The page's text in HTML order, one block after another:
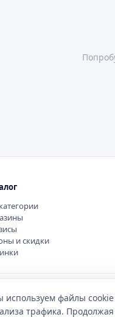
и скидки
используем файлы
трафика.